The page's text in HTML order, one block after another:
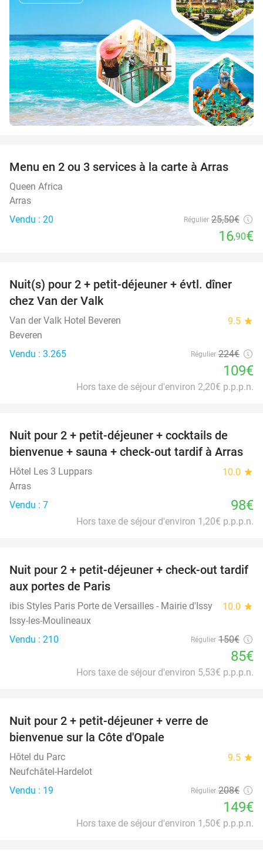
34%
Menu en 2 ou 3 services à la carte à Arras
Queen Africa
Arras
Vendu : 20
Régulier 25,50€
16,90€
51%
Nuit(s) pour 2 + petit-déjeuner + évtl. dîner
chez Van der Valk
Van der Valk Hotel Beveren 9.5 star
Beveren
Vendu : 3.265
Régulier 224€
109€
Hors taxe de séjour d'environ 2,20€ p.p.p.n.
Nuit pour 2 + petit-déjeuner + cocktails de
bienvenue + sauna + check-out tardif à Arras
Hôtel Les 3 Luppars 10.0 star
Arras
Vendu : 7
98€
Hors taxe de séjour d'environ 1,20€ p.p.p.n.
43%
Nuit pour 2 + petit-déjeuner + check-out tardif
aux portes de Paris
ibis Styles Paris Porte de Versailles - Mairie d'Issy 10.0 star
Issy-les-Moulineaux
Vendu : 210
Régulier 150€
85€
Hors taxe de séjour d'environ 5,53€ p.p.p.n.
Nuit pour 2 + petit-déjeuner + verre de
bienvenue sur la Côte d'Opale
Hôtel du Parc 9.5 star
Neufchâtel-Hardelot
Vendu : 19
Régulier 208€
149€
Hors taxe de séjour d'environ 1,50€ p.p.p.n.